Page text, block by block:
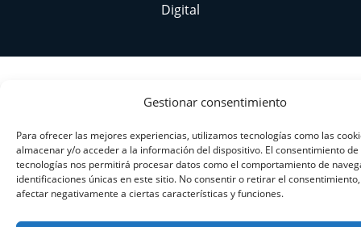
Gestionar consentimiento
Para ofrecer las mejores experiencias, utilizamos tecnologías como las
almacenar y/o acceder a la información del dispositivo. El consentimiento de
tecnologías nos permitirá procesar datos como el comportamiento de
identificaciones únicas en este sitio. No consentir o retirar el
afectar negativamente a ciertas características y funciones.
Digital